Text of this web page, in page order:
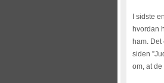
I sidste
hvordan
ham.
siden
om, at